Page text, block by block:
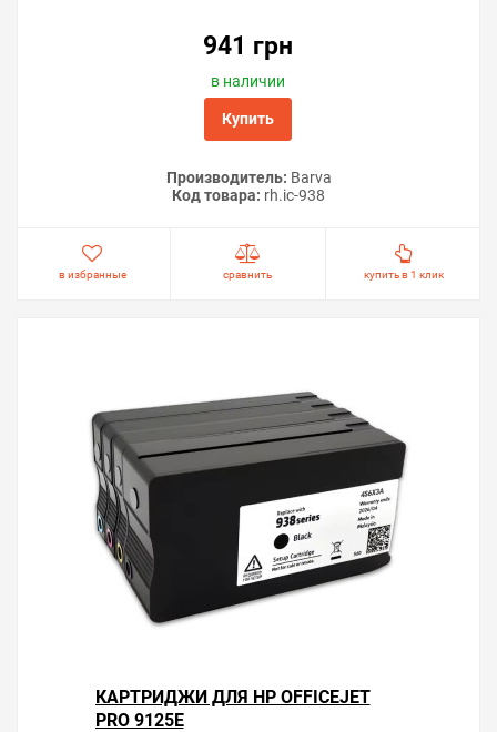
941 грн
в наличии
Купить
Производитель: Barva
Код товара: rh.ic-938
в избранные сравнить купить в 1 клик
КАРТРИДЖИ ДЛЯ HP OFFICEJET
PRO 9125E